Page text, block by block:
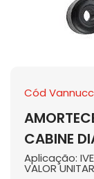
Cód
CABINE
Aplicação:
VALOR